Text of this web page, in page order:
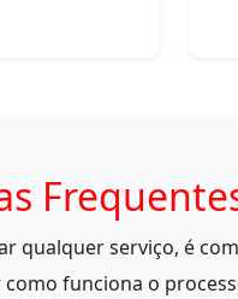
qualquer serviço, é
funciona o